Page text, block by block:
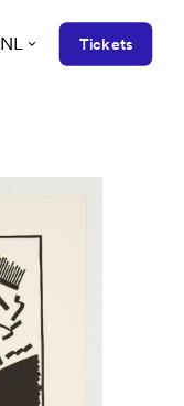
NL Tickets